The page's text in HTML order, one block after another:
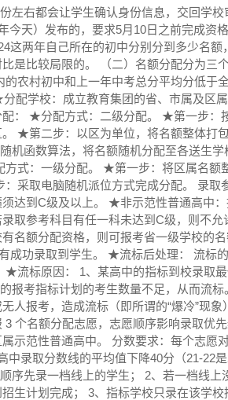
左右都会让学生确认身份信息，交回学
今天）发布的，要求5月10日之前完成资
这两年自己所在的初中分别分到多少名
是比较局限的。 （二）名额分配分为三
农村初中和上一年中考总分平均分低于
配学校：成立教育集团的省、市属及区
： ★分配方式：二级分配。 ★第一步：
★第二步：以区为单位，将名额整体打
机函数算法，将名额随机分配至各送生
式：一级分配。 ★第一步：将区属名额
采取电脑随机派位方式完成分配。 录取
达到C级及以上。 ★非示范性普通高中
取参考科目有任一科未达到C级，则不允
名额分配资格，则可报考省一级学校的
成功录取到学生。 ★流标后处理： 流标
★流标原因： 1、某高中的指标到校录取
报考指标计划的考生数量不足，从而流
人报考，造成流标（即所谓的“爆冷”现
3 个名额分配志愿，志愿顺序影响录取优
示范性普通高中。 分数要求：每个志愿
中录取分数线的平均值下降40分（21-22
序先录一档线上的学生； 2、若一档线
生计划完成； 3、指标学校只录在该学